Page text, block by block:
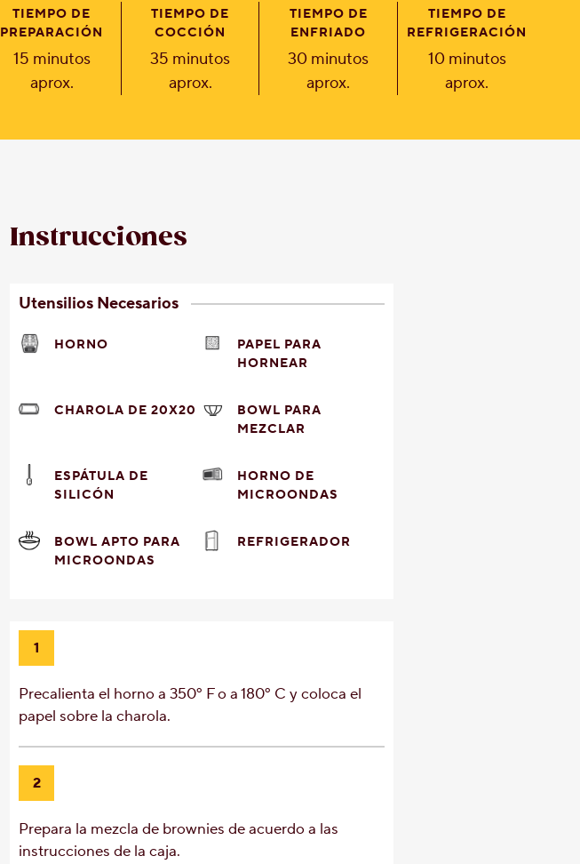
TIEMPO DE
PREPARACIÓN
15 minutos
aprox.
TIEMPO DE
COCCIÓN
35 minutos
aprox.
TIEMPO DE
ENFRIADO
30 minutos
aprox.
TIEMPO DE
REFRIGERACIÓN
10 minutos
aprox.
Instrucciones
Utensilios Necesarios
HORNO
PAPEL PARA
HORNEAR
CHAROLA DE 20X20
BOWL PARA
MEZCLAR
ESPÁTULA DE
SILICÓN
HORNO DE
MICROONDAS
BOWL APTO PARA
MICROONDAS
REFRIGERADOR
1
Precalienta el horno a 350º F o a 180º C y coloca el
papel sobre la charola.
2
Prepara la mezcla de brownies de acuerdo a las
instrucciones de la caja.